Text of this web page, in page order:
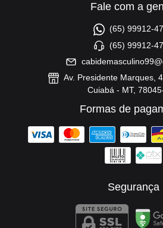
Fale com a
(65) 99912-
(65) 99912-
Av. Presidente Marques,
Cuiabá - MT,
Formas de
Segurança